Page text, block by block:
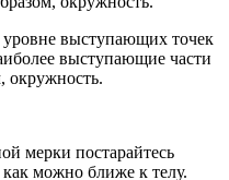
выступающих точек
выступающие части
окружность.
мерки постарайтесь
можно ближе к телу.